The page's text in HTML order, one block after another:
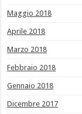
Maggio 2018
Aprile 2018
Marzo 2018
Febbraio 2018
Gennaio 2018
Dicembre 2017